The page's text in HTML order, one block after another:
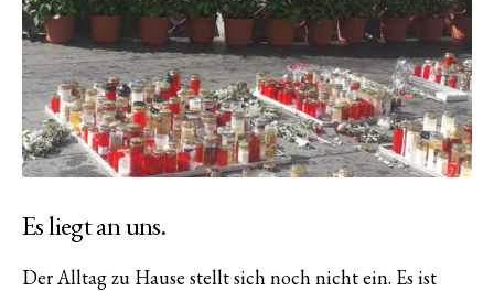
Es liegt an uns.
Der Alltag zu Hause stellt sich noch nicht ein. Es ist